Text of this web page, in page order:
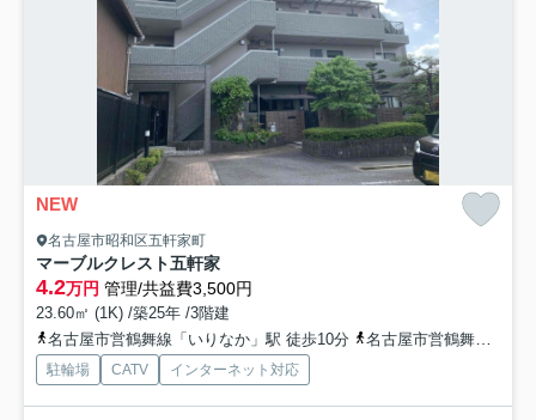
NEW
名古屋市昭和区五軒家町
マーブルクレスト五軒家
4.2万円 管理/共益費3,500円
23.60㎡ (1K) /築25年 /3階建
名古屋市営鶴舞線「いりなか」駅 徒歩10分
名古屋市営鶴舞線「川名」駅 徒歩12分
駐輪場 CATV インターネット対応